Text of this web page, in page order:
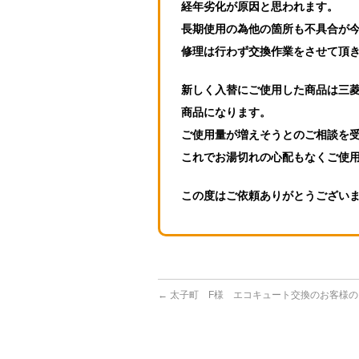
経年劣化が原因と思われます。
長期使用の為他の箇所も不具合が
修理は行わず交換作業をさせて頂
新しく入替にご使用した商品は三
商品になります。
ご使用量が増えそうとのご相談を
これでお湯切れの心配もなくご使
この度はご依頼ありがとうござい
← 太子町 F様 エコキュート交換のお客様の